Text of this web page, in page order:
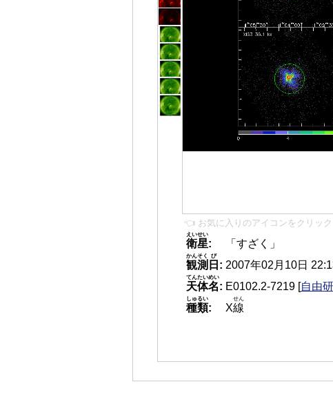
👈 お気に入りのアイコンをクリック
衛星
えいせい
:
「すざく」
観測
かんそく
日
び
: 2007年02月10日
天体名
てんたいめい
: E0102.2-7219 [自由
種類
しゅるい
: X線
せん